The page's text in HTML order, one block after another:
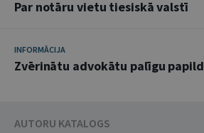
Par notāru vietu tiesiskā valstī
INFORMĀCIJA
Zvērinātu advokātu palīgu
AUTORU KATALOGS